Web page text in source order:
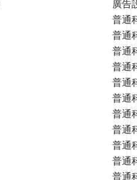
廣告
普通
普通
普通
普通
普通
普通
普通
普通
普通
普通
普通